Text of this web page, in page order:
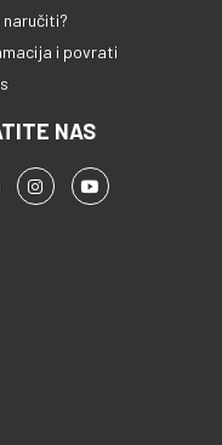
naručiti?
i povrati
NAS